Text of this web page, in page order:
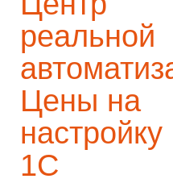
реальной
Цены на
настройку
1С